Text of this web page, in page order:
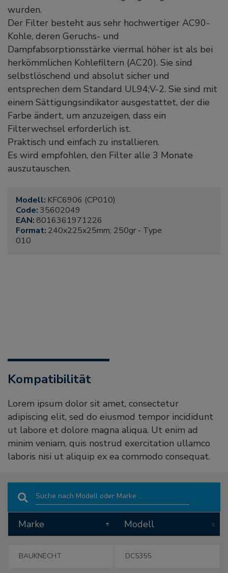
wurden.
Der Filter besteht aus sehr hochwertiger AC90-
Kohle, deren Geruchs- und
Dampfabsorptionsstärke viermal höher ist als bei
herkömmlichen Kohlefiltern (AC20). Sie sind
selbstlöschend und absolut sicher und
entsprechen dem Standard UL94;V-2. Sie sind mit
einem Sättigungsindikator ausgestattet, der die
Farbe ändert, um anzuzeigen, dass ein
Filterwechsel erforderlich ist.
Praktisch und einfach zu installieren.
Es wird empfohlen, den Filter alle 3 Monate
auszutauschen.
Modell: KFC6906 (CP010)
Code: 35602049
EAN: 8016361971226
Format: 240x225x25mm; 250gr - Type
010
Kompatibilität
Lorem ipsum dolor sit amet, consectetur
adipiscing elit, sed do eiusmod tempor incididunt
ut labore et dolore magna aliqua. Ut enim ad
minim veniam, quis nostrud exercitation ullamco
laboris nisi ut aliquip ex ea commodo consequat.
Search:
Marke Modell
Marke Modell
BAUKNECHT DC5355